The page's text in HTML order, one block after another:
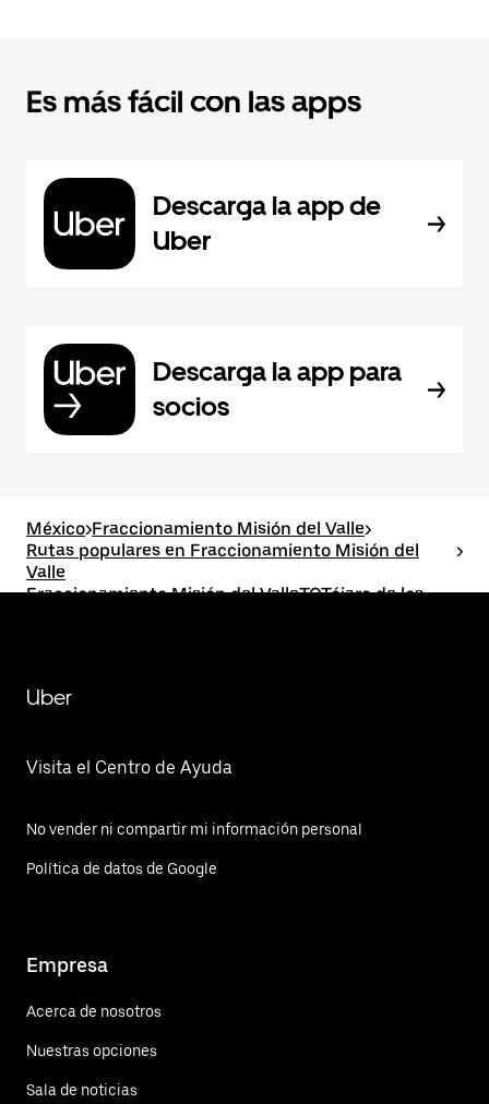
Es más fácil con las apps
Descarga la app de
Uber
Descarga la app para
socios
México>Fraccionamiento Misión del Valle>
Rutas populares en Fraccionamiento Misión del
Valle
>
Fraccionamiento Misión del ValleTOTéjaro de los
Uber
Visita el Centro de Ayuda
No vender ni compartir mi información personal
Política de datos de Google
Empresa
Acerca de nosotros
Nuestras opciones
Sala de noticias